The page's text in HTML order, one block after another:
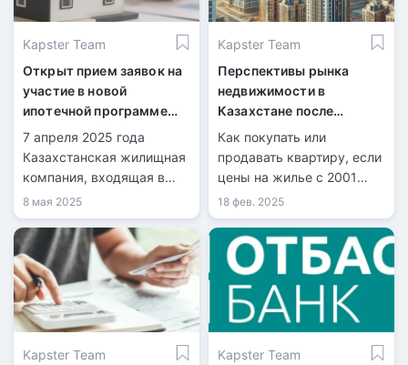
Kapster Team
Открыт прием заявок на
участие в новой
ипотечной программе
«Орда Аймақ»
7 апреля 2025 года
Казахстанская жилищная
компания, входящая в
состав холдинга
«Байтерек», объявила о
запуске новой ипотечной
программы под
названием «Орда Аймақ».
8 мая 2025
Kapster Team
Перспективы рынка
недвижимости в
Казахстане после
отмены льгот
Как покупать или
продавать квартиру, если
цены на жилье с 2001
года выросли более чем в
21 раз даже без
налоговых льгот?
18 фев. 2025
Kapster Team
Kapster Team